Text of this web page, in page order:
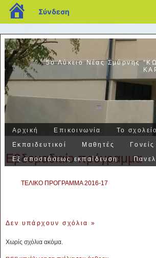
blogs.sch.gr
Σύνδεση
5ο Λύκειο Νέας Σμύρνης
Αρχική Επικοινωνία
Το
Εκπαιδευτικοί
Μαθητές
Γονείς
Εξ αποστάσεως εκπαίδευση
Εβδομαδιαίο πρόγραμμα
ΤΕΛΙΚΟ ΠΡΟΓΡΑΜΜΑ 2016-17
Δεν υπάρχουν σχόλια »
Χωρίς σχόλια ακόμα.